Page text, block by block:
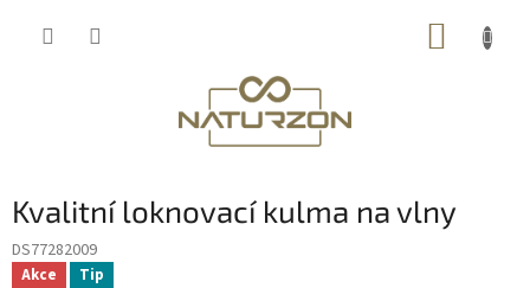
Kvalitní loknovací kulma na vlny
DS77282009
Akce Tip